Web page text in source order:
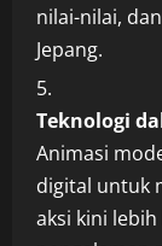
nilai-nilai,
Jepang.
Teknologi
Animasi
digital untuk
aksi kini